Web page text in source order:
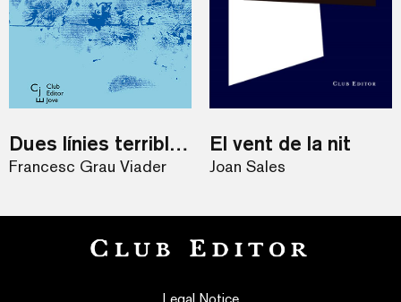
Dues línies terriblement paral·leles
Francesc Grau Viader
El vent de la nit
Joan Sales